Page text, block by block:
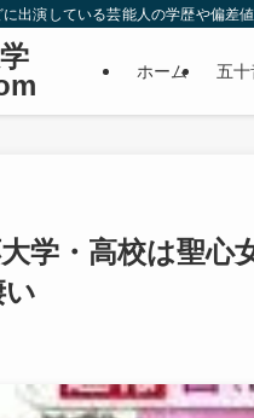
出演している芸能人の学歴や偏
ホーム 五十
学・高校は聖心